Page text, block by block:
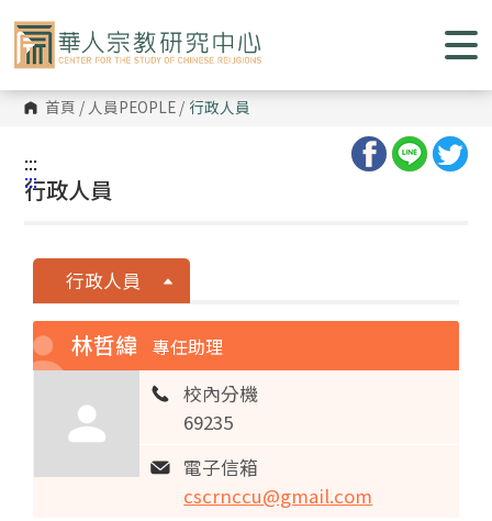
到
主
要
內
容
區 首頁 / 人員PEOPLE / 行政人員
:::
:::
行政人員
行政人員
林哲緯 專任助理
校內分機
69235
電子信箱
cscrnccu@gmail.com